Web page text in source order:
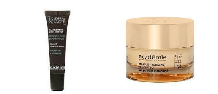
durablement les
couches ...
Concentrée en ...